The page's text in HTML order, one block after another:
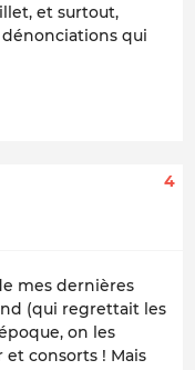
et surtout,
qui
4
mes dernières
(qui regrettait les
on les
consorts ! Mais